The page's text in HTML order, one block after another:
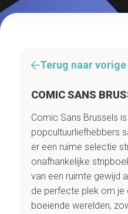
Terug naar
COMIC SANS
Comic Sans Brussels
popcultuurliefhebbers
er een ruime selectie
onafhankelijke
van een ruimte gewijd
de perfecte plek om je
boeiende werelden,